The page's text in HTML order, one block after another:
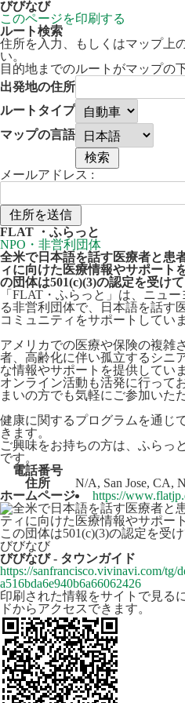
びびなび
このページを印刷する
ルート検索
住所を入力、もしくはマップ上
い。
目的地までのルートがマップの
出発地の住所
ルートタイプ
マップの言語
メールアドレス :
+
−
30 km
FLAT ・ふらっと
NPO・非営利団体
全米で日本語を話す医療者と患
ィに向けた医療情報やサポート
の団体は501(c)(3)の認定を受けて
「FLAT・ふらっと」は、ニュ
る非営利団体で、日本語を話す
コミュニティをサポートしていま
アメリカでの医療や保険の複雑
者、高齢化に伴い孤立するシニ
な情報やサポートを提供していま
オンライン活動も活発に行って
まいの方でも気軽にご参加いた
健康に関するプログラムを通じ
きます。
ご興味をお持ちの方は、ふらっ
です。
電話番号
住所
N/A, San Jose, CA,
ホームページ
https://
びびなび
びびなび - タウンガイド
https://sanfrancisco.vivinavi.com/tg/
a516bda6e940b6a66062426
印刷された情報をサイトで見る
ドからアクセスできます。